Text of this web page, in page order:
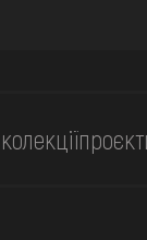
колекції